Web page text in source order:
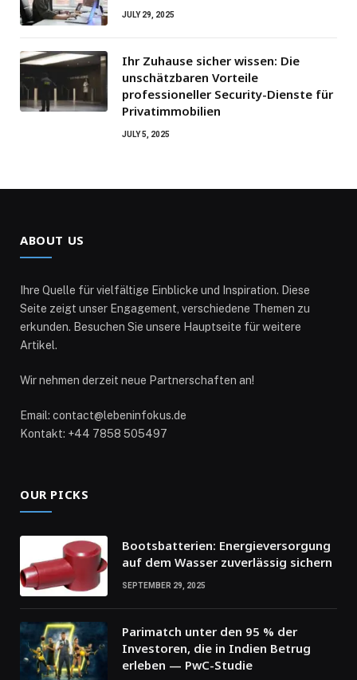
JULY 29, 2025
Ihr Zuhause sicher wissen: Die
unschätzbaren Vorteile
professioneller Security-Dienste für
Privatimmobilien
JULY 5, 2025
ABOUT US
Ihre Quelle für vielfältige Einblicke und Inspiration. Diese
Seite zeigt unser Engagement, verschiedene Themen zu
erkunden. Besuchen Sie unsere Hauptseite für weitere
Artikel.
Wir nehmen derzeit neue Partnerschaften an!
Email: contact@lebeninfokus.de
Kontakt: +44 7858 505497
OUR PICKS
Bootsbatterien: Energieversorgung
auf dem Wasser zuverlässig sichern
SEPTEMBER 29, 2025
Parimatch unter den 95 % der
Investoren, die in Indien Betrug
erleben — PwC-Studie